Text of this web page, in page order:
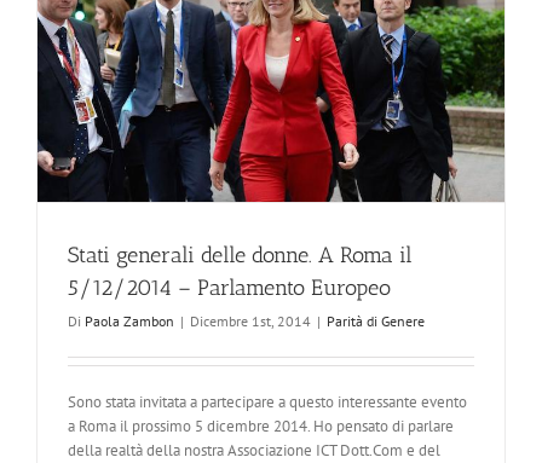
Stati generali delle donne. A Roma il
5/12/2014 – Parlamento Europeo
Di Paola Zambon | Dicembre 1st, 2014 | Parità di Genere
Sono stata invitata a partecipare a questo interessante evento
a Roma il prossimo 5 dicembre 2014. Ho pensato di parlare
della realtà della nostra Associazione ICT Dott.Com e del